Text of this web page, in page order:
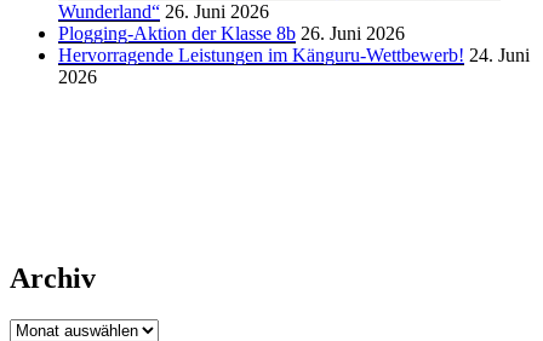
Wunderland“ 26. Juni 2026
Plogging-Aktion der Klasse 8b 26. Juni 2026
Hervorragende Leistungen im Känguru-Wettbewerb! 24. Juni
2026
Archiv
Archiv